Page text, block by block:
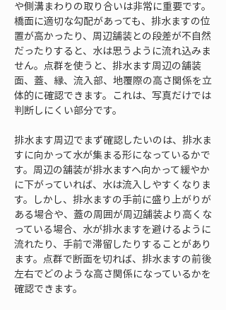
や側溝まわりの取り合いは非常に重要です。
橋面に適切な勾配があっても、排水ますの位
置が高かったり、周辺舗装との段差が不自然
だったりすると、水は思うように流れ込みま
せん。点群を使うと、排水ます周辺の舗装
面、蓋、縁、流入部、地覆際の高さ関係を立
体的に確認できます。これは、写真だけでは
判断しにくい部分です。
排水ます周辺でまず確認したいのは、排水ま
すに向かって水が集まる形になっているかで
す。周辺の舗装が排水ますへ向かって緩やか
に下がっていれば、水は流入しやすくなりま
す。しかし、排水ますの手前に盛り上がりが
ある場合や、蓋の周囲が周辺舗装より高くな
っている場合、水が排水ますを避けるように
流れたり、手前で滞留したりすることがあり
ます。点群で断面を切れば、排水ますの前後
左右でどのような高さ関係になっているかを
確認できます。